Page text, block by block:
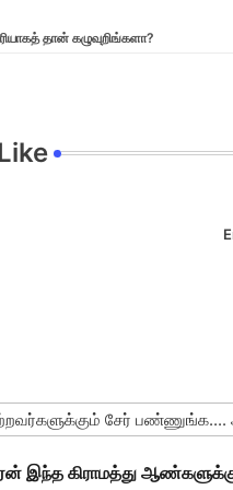
தான் கழுவுறிங்களா?
மற்றவர்களுக்கும் சேர்
இந்த கிராமத்து ஆண்களுக்கு